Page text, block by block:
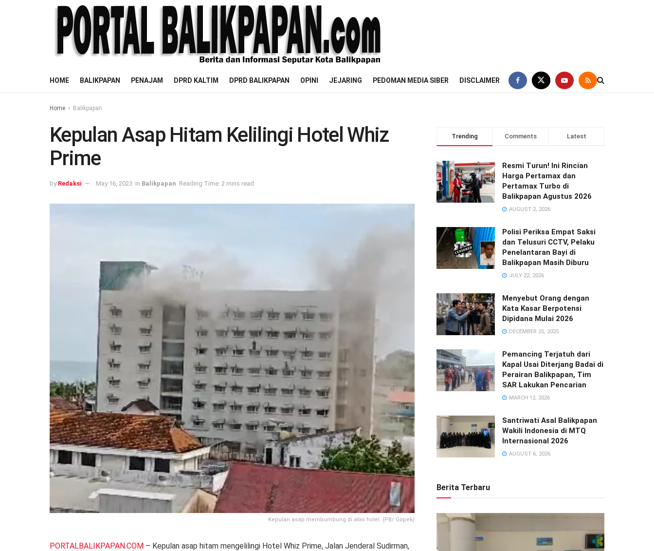
HOME BALIKPAPAN PENAJAM DPRD KALTIM DPRD BALIKPAPAN OPINI JEJARING PEDOMAN MEDIA SIBER DISCLAIMER
Home Balikpapan
Kepulan Asap Hitam Kelilingi Hotel Whiz
Prime
by Redaksi May 16, 2023 in Balikpapan Reading Time: 2 mins read
Kepulan asap membumbung di atas hotel. (PB/ Gopek)
PORTALBALIKPAPAN.COM – Kepulan asap hitam mengelilingi Hotel Whiz Prime, Jalan Jenderal Sudirman,
Trending Comments Latest
Resmi Turun! Ini Rincian
Harga Pertamax dan
Pertamax Turbo di
Balikpapan Agustus 2026
AUGUST 2, 2026
Polisi Periksa Empat Saksi
dan Telusuri CCTV, Pelaku
Penelantaran Bayi di
Balikpapan Masih Diburu
JULY 22, 2026
Menyebut Orang dengan
Kata Kasar Berpotensi
Dipidana Mulai 2026
DECEMBER 25, 2025
Pemancing Terjatuh dari
Kapal Usai Diterjang Badai di
Perairan Balikpapan, Tim
SAR Lakukan Pencarian
MARCH 12, 2026
Santriwati Asal Balikpapan
Wakili Indonesia di MTQ
Internasional 2026
AUGUST 6, 2026
Berita Terbaru